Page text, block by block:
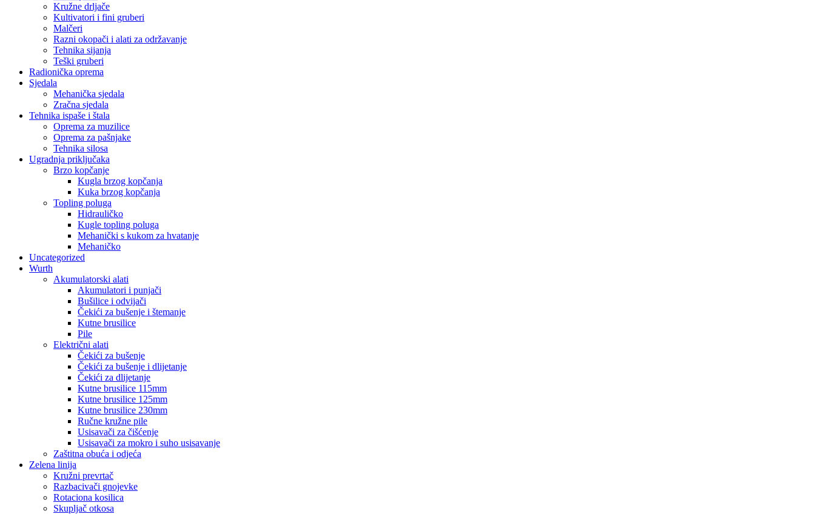
Kružne drljače
Kultivatori i fini gruberi
Malčeri
Razni okopači i alati za održavanje
Tehnika sijanja
Teški gruberi
Radionička oprema
Sjedala
Mehanička sjedala
Zračna sjedala
Tehnika ispaše i štala
Oprema za muzilice
Oprema za pašnjake
Tehnika silosa
Ugradnja priključaka
Brzo kopčanje
Kugla brzog kopčanja
Kuka brzog kopčanja
Topling poluga
Hidrauličko
Kugle topling poluga
Mehanički s kukom za hvatanje
Mehaničko
Uncategorized
Wurth
Akumulatorski alati
Akumulatori i punjači
Bušilice i odvijači
Čekići za bušenje i štemanje
Kutne brusilice
Pile
Električni alati
Čekići za bušenje
Čekići za bušenje i dlijetanje
Čekići za dlijetanje
Kutne brusilice 115mm
Kutne brusilice 125mm
Kutne brusilice 230mm
Ručne kružne pile
Usisavači za čišćenje
Usisavači za mokro i suho usisavanje
Zaštitna obuća i odjeća
Zelena linija
Kružni prevrtač
Razbacivači gnojevke
Rotaciona kosilica
Skupljač otkosa